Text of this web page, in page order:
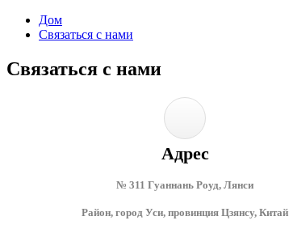
Дом
Связаться с нами
Связаться с нами
Адрес
№ 311 Гуаннань Роуд, Лянси
Район, город Уси, провинция Цзянсу, Китай